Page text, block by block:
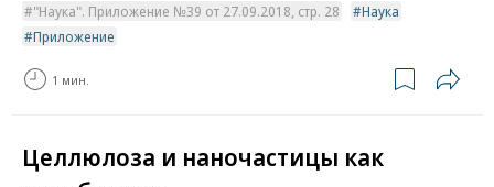
"Наука". Приложение №39 от 27.09.2018, стр. 28
Наука
Приложение
1 мин.
Целлюлоза и наночастицы как